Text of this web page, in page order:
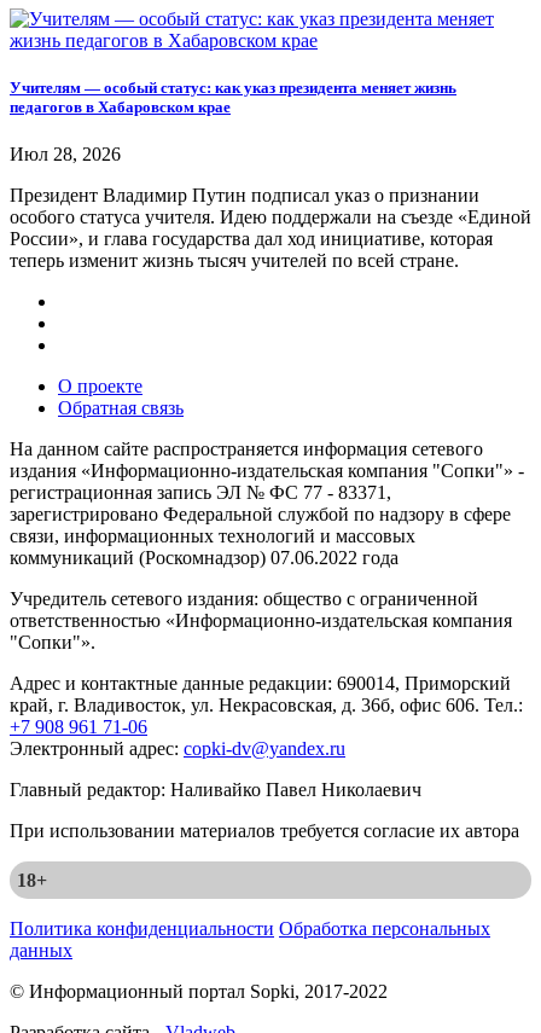
Учителям — особый статус: как указ президента меняет жизнь
педагогов в Хабаровском крае
Июл 28, 2026
Президент Владимир Путин подписал указ о признании
особого статуса учителя. Идею поддержали на съезде «Единой
России», и глава государства дал ход инициативе, которая
теперь изменит жизнь тысяч учителей по всей стране.
О проекте
Обратная связь
На данном сайте распространяется информация сетевого
издания «Информационно-издательская компания "Сопки"» -
регистрационная запись ЭЛ № ФС 77 - 83371,
зарегистрировано Федеральной службой по надзору в сфере
связи, информационных технологий и массовых
коммуникаций (Роскомнадзор) 07.06.2022 года
Учредитель сетевого издания: общество с ограниченной
ответственностью «Информационно-издательская компания
"Сопки"».
Адрес и контактные данные редакции: 690014, Приморский
край, г. Владивосток, ул. Некрасовская, д. 36б, офис 606. Тел.:
+7 908 961 71-06
Электронный адрес: copki-dv@yandex.ru
Главный редактор: Наливайко Павел Николаевич
При использовании материалов требуется согласие их автора
18+
Политика конфиденциальности Обработка персональных
данных
© Информационный портал Sopki, 2017-2022